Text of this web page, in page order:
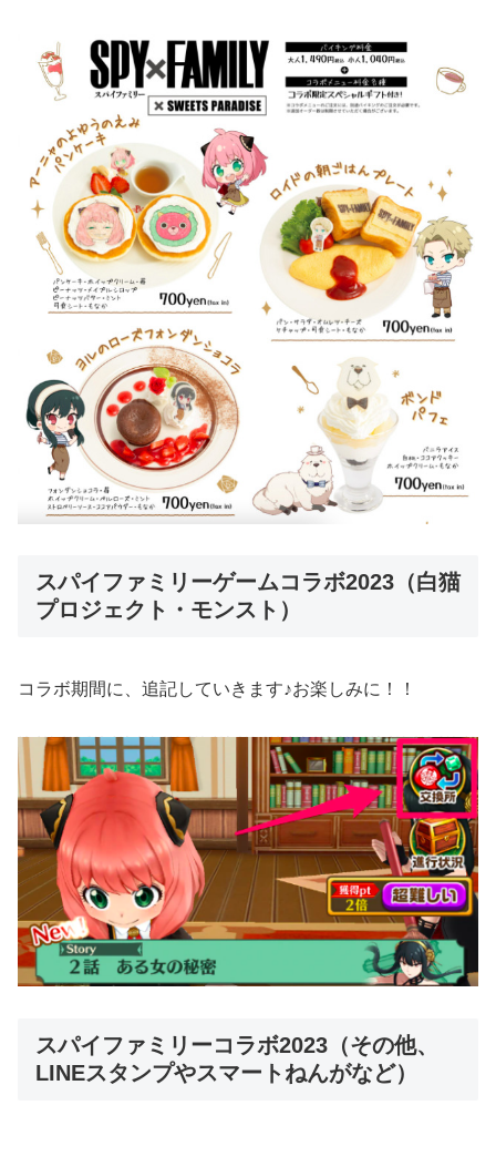
スパイファミリーゲームコラボ2023（白猫
プロジェクト・モンスト）
コラボ期間に、追記していきます♪お楽しみに！！
スパイファミリーコラボ2023（その他、
LINEスタンプやスマートねんがなど）